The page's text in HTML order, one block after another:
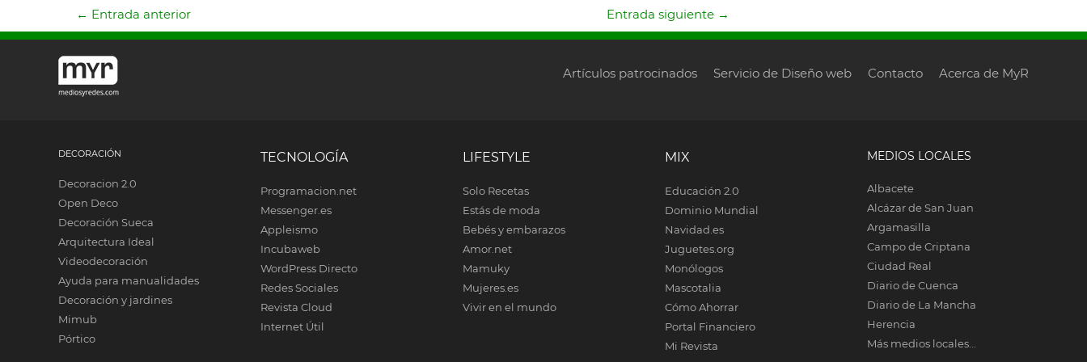
← Entrada anterior Entrada siguiente →
Artículos patrocinados Servicio de Diseño web Contacto Acerca de MyR
DECORACIÓN
Decoracion 2.0
Open Deco
Decoración Sueca
Arquitectura Ideal
Videodecoración
Ayuda para manualidades
Decoración y jardines
Mimub
Pórtico
TECNOLOGÍA
Programacion.net
Messenger.es
Appleismo
Incubaweb
WordPress Directo
Redes Sociales
Revista Cloud
Internet Útil
LIFESTYLE
Solo Recetas
Estás de moda
Bebés y embarazos
Amor.net
Mamuky
Mujeres.es
Vivir en el mundo
MIX
Educación 2.0
Dominio Mundial
Navidad.es
Juguetes.org
Monólogos
Mascotalia
Cómo Ahorrar
Portal Financiero
Mi Revista
MEDIOS LOCALES
Albacete
Alcázar de San Juan
Argamasilla
Campo de Criptana
Ciudad Real
Diario de Cuenca
Diario de La Mancha
Herencia
Más medios locales...